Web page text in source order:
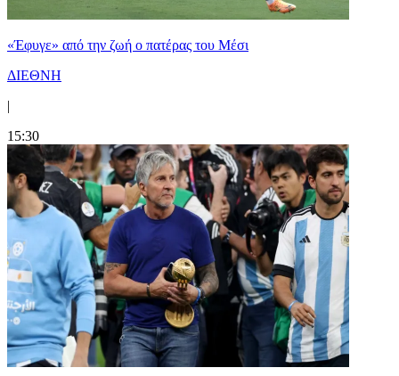
«Έφυγε» από την ζωή ο πατέρας του Μέσι
ΔΙΕΘΝΗ
|
15:30